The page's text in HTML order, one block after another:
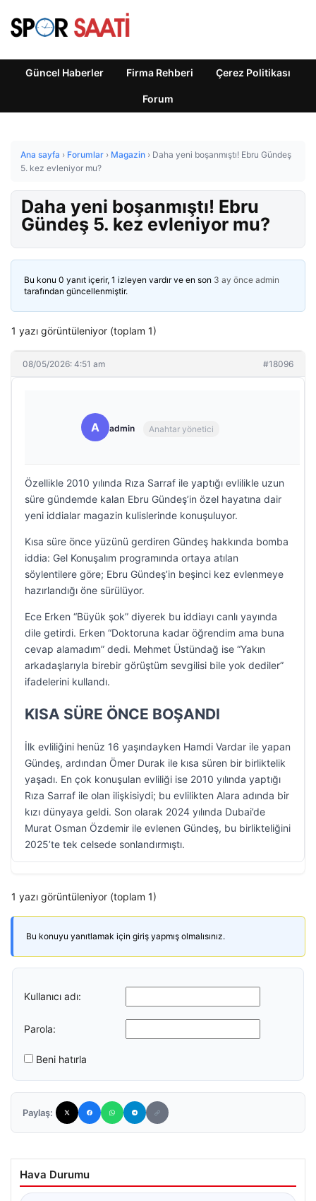
Güncel Haberler Firma Rehberi Çerez Politikası
Forum
Ana sayfa › Forumlar › Magazin › Daha yeni boşanmıştı! Ebru Gündeş
5. kez evleniyor mu?
Daha yeni boşanmıştı! Ebru
Gündeş 5. kez evleniyor mu?
Bu konu 0 yanıt içerir, 1 izleyen vardır ve en son 3 ay önce admin
tarafından güncellenmiştir.
1 yazı görüntüleniyor (toplam 1)
08/05/2026: 4:51 am #18096
A admin Anahtar yönetici
Özellikle 2010 yılında Rıza Sarraf ile yaptığı evlilikle uzun
süre gündemde kalan Ebru Gündeş’in özel hayatına dair
yeni iddialar magazin kulislerinde konuşuluyor.
Kısa süre önce yüzünü gerdiren Gündeş hakkında bomba
iddia: Gel Konuşalım programında ortaya atılan
söylentilere göre; Ebru Gündeş’in beşinci kez evlenmeye
hazırlandığı öne sürülüyor.
Ece Erken “Büyük şok” diyerek bu iddiayı canlı yayında
dile getirdi. Erken “Doktoruna kadar öğrendim ama buna
cevap alamadım” dedi. Mehmet Üstündağ ise “Yakın
arkadaşlarıyla birebir görüştüm sevgilisi bile yok dediler”
ifadelerini kullandı.
KISA SÜRE ÖNCE BOŞANDI
İlk evliliğini henüz 16 yaşındayken Hamdi Vardar ile yapan
Gündeş, ardından Ömer Durak ile kısa süren bir birliktelik
yaşadı. En çok konuşulan evliliği ise 2010 yılında yaptığı
Rıza Sarraf ile olan ilişkisiydi; bu evlilikten Alara adında bir
kızı dünyaya geldi. Son olarak 2024 yılında Dubai’de
Murat Osman Özdemir ile evlenen Gündeş, bu birlikteliğini
2025’te tek celsede sonlandırmıştı.
1 yazı görüntüleniyor (toplam 1)
Bu konuyu yanıtlamak için giriş yapmış olmalısınız.
Kullanıcı adı:
Parola:
Beni hatırla
Paylaş:
Hava Durumu